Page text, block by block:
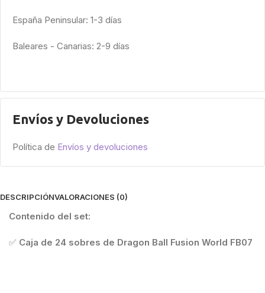
España Peninsular: 1-3 días
Baleares - Canarias: 2-9 días
Envíos y Devoluciones
Política de Envíos y devoluciones
DESCRIPCIÓNVALORACIONES (0)
Contenido del set:
✅ Caja de 24 sobres de Dragon Ball Fusion World FB07